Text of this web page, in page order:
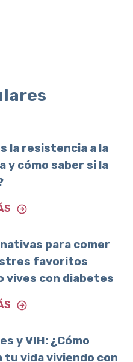
la resistencia a la
y cómo saber si la
para comer
favoritos
vives con diabetes
y VIH: ¿Cómo
tu vida viviendo con